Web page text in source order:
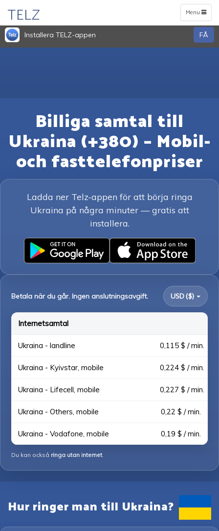
Toggle
navigation
Menu
TELZ
Installera TELZ-appen FÅ
Billiga samtal till
Ukraina (+380) – Mobil-
och fasttelefonpriser
Ladda ner Telz-appen för att börja ringa
Ukraina på några minuter — gratis att
installera.
Betala när du går. Ingen anslutningsavgift. USD ($)
Internetsamtal
Ukraina - landline 0,115 $ / min.
Ukraina - Kyivstar, mobile 0,224 $ / min.
Ukraina - Lifecell, mobile 0,227 $ / min.
Ukraina - Others, mobile 0,22 $ / min.
Ukraina - Vodafone, mobile 0,19 $ / min.
Du kan också ringa utan internet.
Hur ringer man till Ukraina?